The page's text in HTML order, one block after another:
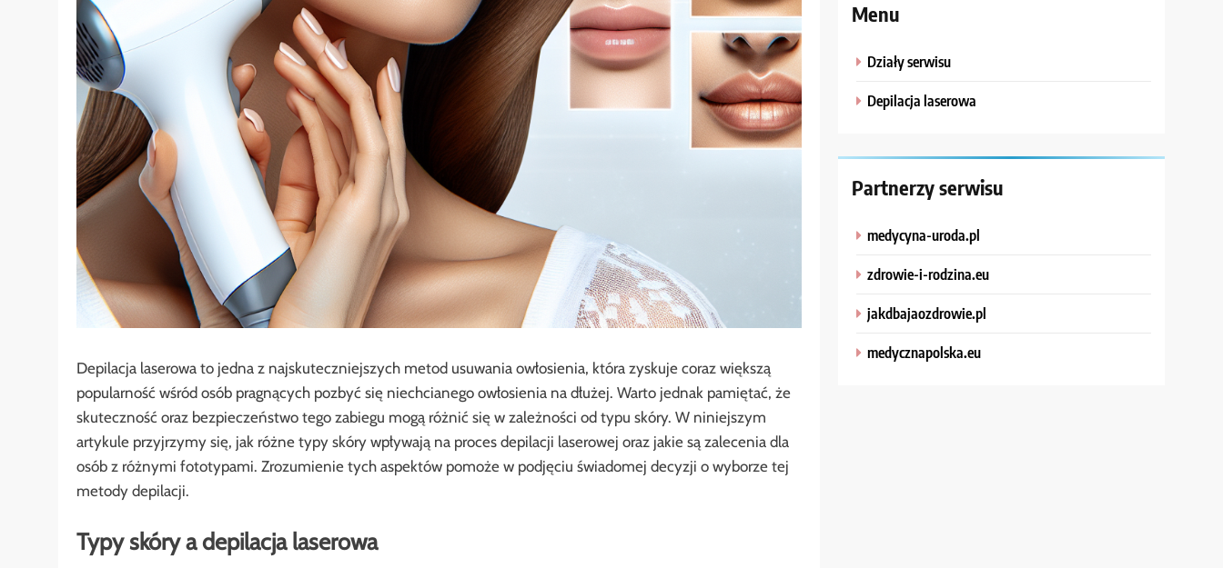
Depilacja laserowa to jedna z najskuteczniejszych metod usuwania owłosienia, która zyskuje coraz większą
popularność wśród osób pragnących pozbyć się niechcianego owłosienia na dłużej. Warto jednak pamiętać, że
skuteczność oraz bezpieczeństwo tego zabiegu mogą różnić się w zależności od typu skóry. W niniejszym
artykule przyjrzymy się, jak różne typy skóry wpływają na proces depilacji laserowej oraz jakie są zalecenia dla
osób z różnymi fototypami. Zrozumienie tych aspektów pomoże w podjęciu świadomej decyzji o wyborze tej
metody depilacji.
Typy skóry a depilacja laserowa
Menu
Działy serwisu
Depilacja laserowa
Partnerzy serwisu
medycyna-uroda.pl
zdrowie-i-rodzina.eu
jakdbajaozdrowie.pl
medycznapolska.eu